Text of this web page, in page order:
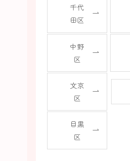
千代
田区
中野
区
文京
区
目黒
区